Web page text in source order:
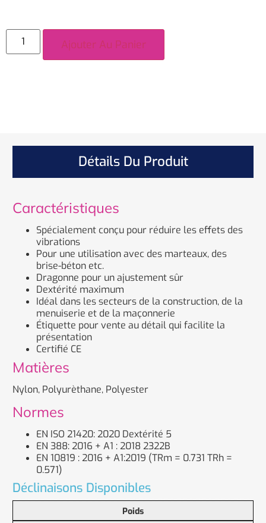
Ajouter Au Panier
Détails Du Produit
Caractéristiques
Spécialement conçu pour réduire les effets des
vibrations
Pour une utilisation avec des marteaux, des
brise-béton etc.
Dragonne pour un ajustement sûr
Dextérité maximum
Idéal dans les secteurs de la construction, de la
menuiserie et de la maçonnerie
Étiquette pour vente au détail qui facilite la
présentation
Certifié CE
Matières
Nylon, Polyurèthane, Polyester
Normes
EN ISO 21420: 2020 Dextérité 5
EN 388: 2016 + A1 : 2018 2322B
EN 10819 : 2016 + A1:2019 (TRm = 0.731 TRh =
0.571)
Déclinaisons Disponibles
Poids